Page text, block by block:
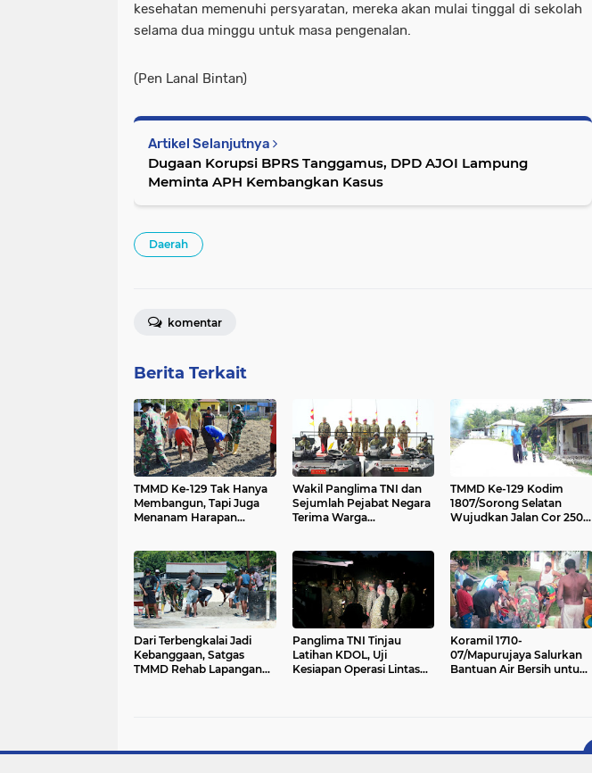
kesehatan memenuhi persyaratan, mereka akan mulai tinggal di sekolah
selama dua minggu untuk masa pengenalan.
(Pen Lanal Bintan)
Artikel Selanjutnya
Dugaan Korupsi BPRS Tanggamus, DPD AJOI Lampung
Meminta APH Kembangkan Kasus
Daerah
komentar
Berita Terkait
TMMD Ke-129 Tak Hanya
Membangun, Tapi Juga
Menanam Harapan
Wakil Panglima TNI dan
Sejumlah Pejabat Negara
Terima Warga
TMMD Ke-129 Kodim
1807/Sorong Selatan
Wujudkan Jalan Cor 250
Nyata
Dari Terbengkalai Jadi
Kebanggaan, Satgas
TMMD Rehab Lapangan
Panglima TNI Tinjau
Latihan KDOL, Uji
Kesiapan Operasi Lintas
Koramil 1710-
07/Mapurujaya Salurkan
Bantuan Air Bersih untuk